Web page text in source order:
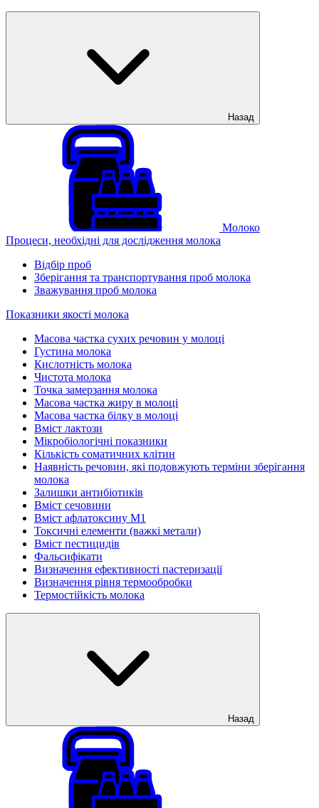
Назад
Молоко
Процеси, необхідні для дослідження молока
Відбір проб
Зберігання та транспортування проб молока
Зважування проб молока
Показники якості молока
Масова частка сухих речовин у молоці
Густина молока
Кислотність молока
Чистота молока
Точка замерзання молока
Масова частка жиру в молоці
Масова частка білку в молоці
Вміст лактози
Мікробіологічні показники
Кількість соматичних клітин
Наявність речовин, які подовжують терміни зберігання
молока
Залишки антибіотиків
Вміст сечовини
Вміст афлатоксину М1
Токсичні елементи (важкі метали)
Вміст пестицидів
Фальсифікати
Визначення ефективності пастеризації
Визначення рівня термообробки
Термостійкість молока
Назад